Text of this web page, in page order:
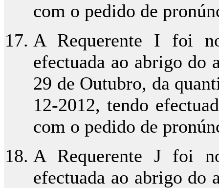
com o pedido de
A Requerente I foi
efectuada ao abrigo do
29 de Outubro, da
12-2012, tendo
com o pedido de
A Requerente J foi
efectuada ao abrigo do